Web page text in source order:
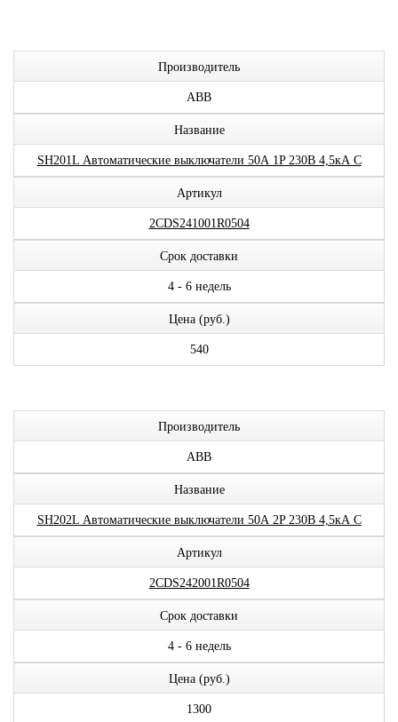
Производитель
ABB
Название
SH201L Автоматические выключатели 50А 1P 230В 4,5кА C
Артикул
2CDS241001R0504
Срок доставки
4 - 6 недель
Цена (руб.)
540
Производитель
ABB
Название
SH202L Автоматические выключатели 50А 2P 230В 4,5кА C
Артикул
2CDS242001R0504
Срок доставки
4 - 6 недель
Цена (руб.)
1300